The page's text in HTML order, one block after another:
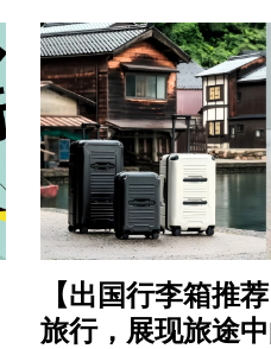
【出国行李箱推
旅行，展现旅途